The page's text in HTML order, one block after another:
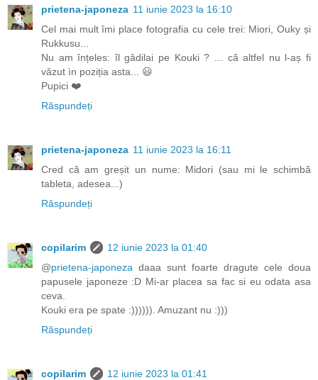
prietena-japoneza 11 iunie 2023 la 16:10
Cel mai mult îmi place fotografia cu cele trei: Miori, Ouky și
Rukkusu...
Nu am înțeles: îl gâdilai pe Kouki ? ... că altfel nu l-aș fi
văzut ìn poziția asta... 😃
Pupici ❤️
Răspundeți
prietena-japoneza 11 iunie 2023 la 16:11
Cred că am greșit un nume: Midori (sau mi le schimbă
tableta, adesea...)
Răspundeți
copilarim
12 iunie 2023 la 01:40
@prietena-japoneza daaa sunt foarte dragute cele doua
papusele japoneze :D Mi-ar placea sa fac si eu odata asa
ceva.
Kouki era pe spate :)))))). Amuzant nu :)))
Răspundeți
copilarim
12 iunie 2023 la 01:41